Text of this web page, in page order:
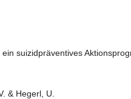
suizidpräventives
& Hegerl, U.